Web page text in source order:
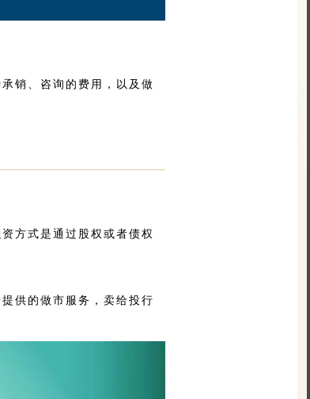
销、咨询的费用，以及做
方式是通过股权或者债权
供的做市服务，卖给投行